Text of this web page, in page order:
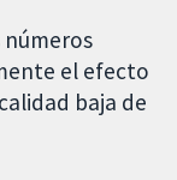
el efecto
baja de